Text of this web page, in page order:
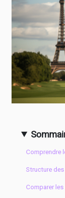
Comprendre
Structure
Comparer